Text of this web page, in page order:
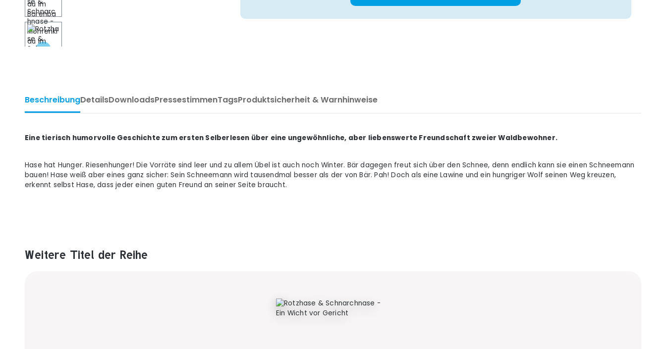
BeschreibungDetailsDownloadsPressestimmenTagsProduktsicherheit & Warnhinweise
Eine tierisch humorvolle Geschichte zum ersten Selberlesen über eine ungewöhnliche, aber liebenswerte Freundschaft zweier Waldbewohner.
Hase hat Hunger. Riesenhunger! Die Vorräte sind leer und zu allem Übel ist auch noch Winter. Bär dagegen freut sich über den Schnee, denn endlich kann sie einen Schneemann
bauen! Hase weiß aber eines ganz sicher: Sein Schneemann wird tausendmal besser als der von Bär. Pah! Doch als eine Lawine und ein hungriger Wolf seinen Weg kreuzen,
erkennt selbst Hase, dass jeder einen guten Freund an seiner Seite braucht.
Produktgalerie überspringen
Weitere Titel der Reihe